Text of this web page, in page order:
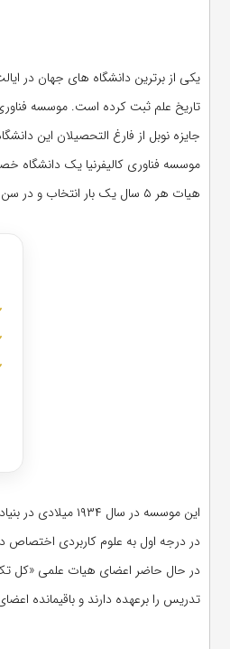
تاریخ علم ثبت کرده است.
جایزه نوبل از فارغ التحصیلان این
هیات هر ۵ سال یک بار انتخاب و در سن ۷۲ سالگی بازنشسته می شوند.
این موسسه در
در درجه اول به علوم کاربردی اختصاص
تدریس را برعهده دارند و باقیمانده